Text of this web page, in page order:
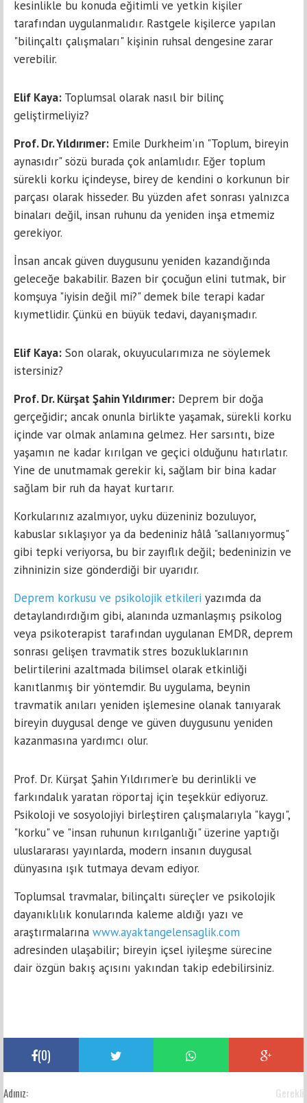
kesinlikle bu konuda eğitimli ve yetkin kişiler
tarafından uygulanmalıdır. Rastgele kişilerce yapılan
"bilinçaltı çalışmaları" kişinin ruhsal dengesine zarar
verebilir.
Elif Kaya: Toplumsal olarak nasıl bir bilinç
geliştirmeliyiz?
Prof. Dr. Yıldırımer: Emile Durkheim'ın "Toplum, bireyin
aynasıdır" sözü burada çok anlamlıdır. Eğer toplum
sürekli korku içindeyse, birey de kendini o korkunun bir
parçası olarak hisseder. Bu yüzden afet sonrası yalnızca
binaları değil, insan ruhunu da yeniden inşa etmemiz
gerekiyor.
İnsan ancak güven duygusunu yeniden kazandığında
geleceğe bakabilir. Bazen bir çocuğun elini tutmak, bir
komşuya "iyisin değil mi?" demek bile terapi kadar
kıymetlidir. Çünkü en büyük tedavi, dayanışmadır.
Elif Kaya: Son olarak, okuyucularımıza ne söylemek
istersiniz?
Prof. Dr. Kürşat Şahin Yıldırımer: Deprem bir doğa
gerçeğidir; ancak onunla birlikte yaşamak, sürekli korku
içinde var olmak anlamına gelmez. Her sarsıntı, bize
yaşamın ne kadar kırılgan ve geçici olduğunu hatırlatır.
Yine de unutmamak gerekir ki, sağlam bir bina kadar
sağlam bir ruh da hayat kurtarır.
Korkularınız azalmıyor, uyku düzeniniz bozuluyor,
kabuslar sıklaşıyor ya da bedeniniz hâlâ "sallanıyormuş"
gibi tepki veriyorsa, bu bir zayıflık değil; bedeninizin ve
zihninizin size gönderdiği bir uyarıdır.
Deprem korkusu ve psikolojik etkileri yazımda da
detaylandırdığım gibi, alanında uzmanlaşmış psikolog
veya psikoterapist tarafından uygulanan EMDR, deprem
sonrası gelişen travmatik stres bozukluklarının
belirtilerini azaltmada bilimsel olarak etkinliği
kanıtlanmış bir yöntemdir. Bu uygulama, beynin
travmatik anıları yeniden işlemesine olanak tanıyarak
bireyin duygusal denge ve güven duygusunu yeniden
kazanmasına yardımcı olur.
Prof. Dr. Kürşat Şahin Yıldırımer'e bu derinlikli ve
farkındalık yaratan röportaj için teşekkür ediyoruz.
Psikoloji ve sosyolojiyi birleştiren çalışmalarıyla "kaygı",
"korku" ve "insan ruhunun kırılganlığı" üzerine yaptığı
uluslararası yayınlarda, modern insanın duygusal
dünyasına ışık tutmaya devam ediyor.
Toplumsal travmalar, bilinçaltı süreçler ve psikolojik
dayanıklılık konularında kaleme aldığı yazı ve
araştırmalarına www.ayaktangelensaglik.com
adresinden ulaşabilir; bireyin içsel iyileşme sürecine
dair özgün bakış açısını yakından takip edebilirsiniz.
(0)
Adınız: Gerekli